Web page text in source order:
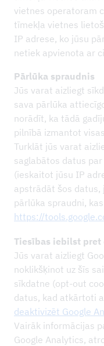
vietnes operatoram
tīmekļa vietnes
IP adrese, ko jūsu
netiek apvienota ar
Pārlūka spraudnis
Jūs varat aizliegt
sava pārlūka
norādīt, ka tādā
pilnībā izmantot
Turklāt jūs varat
saglabātos datus
(ieskaitot jūsu IP
apstrādāt šos
pārlūka spraudni,
https://
Tiesības iebilst pret
Jūs varat aizliegt
noklikšķinot uz šīs
sīkdatne (opt-out
datus, kad atkārtoti
deaktivizēt Google
Vairāk informācijas
Google Analytics,